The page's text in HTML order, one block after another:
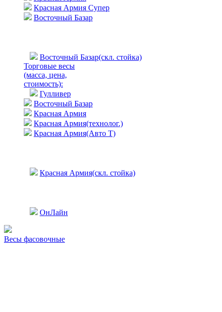
Красная Армия Супер
Восточный Базар
Восточный Базар(скл. стойка)
Торговые весы
(масса, цена,
стоимость):
Гулливер
Восточный Базар
Красная Армия
Красная Армия(технолог.)
Красная Армия(Авто Т)
Красная Армия(скл. стойка)
ОнЛайн
Весы фасовочные